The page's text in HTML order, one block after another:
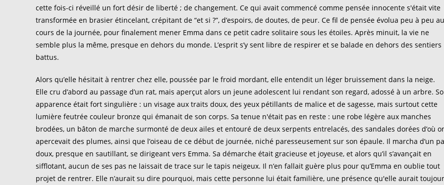
cette fois-ci réveillé un fort désir de liberté ; de changement. Ce qui avait commencé comme pensée innocente s'était vite
transformée en brasier étincelant, crépitant de “et si ?”, d’espoirs, de doutes, de peur. Ce fil de pensée évolua peu à peu au
cours de la journée, pour finalement mener Emma dans ce petit cadre solitaire sous les étoiles. Après minuit, la vie ne
semble plus la même, presque en dehors du monde. L’esprit s’y sent libre de respirer et se balade en dehors des sentiers
battus.
Alors qu’elle hésitait à rentrer chez elle, poussée par le froid mordant, elle entendit un léger bruissement dans la neige.
Elle cru d’abord au passage d’un rat, mais aperçut alors un jeune adolescent lui rendant son regard, adossé à un arbre.
apparence était fort singulière : un visage aux traits doux, des yeux pétillants de malice et de sagesse, mais surtout cette
lumière feutrée couleur bronze qui émanait de son corps. Sa tenue n'était pas en reste : une robe légère aux manches
brodées, un bâton de marche surmonté de deux ailes et entouré de deux serpents entrelacés, des sandales dorées d’où
apercevait des plumes, ainsi que l’oiseau de ce début de journée, niché paresseusement sur son épaule. Il marcha d’un
doux, presque en sautillant, se dirigeant vers Emma. Sa démarche était gracieuse et joyeuse, et alors qu’il s’avançait en
sifflotant, aucun de ses pas ne laissait de trace sur le tapis neigeux. Il n’en fallait guère plus pour qu’Emma en oublie tout
projet de rentrer. Elle n’aurait su dire pourquoi, mais cette personne lui était familière, une présence qu'elle aurait